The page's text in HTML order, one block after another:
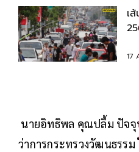
เ
17
นายอิทธิพล คุณปลื้ม ปัจจุ
ว่าการกระทรวงวัฒนธรร